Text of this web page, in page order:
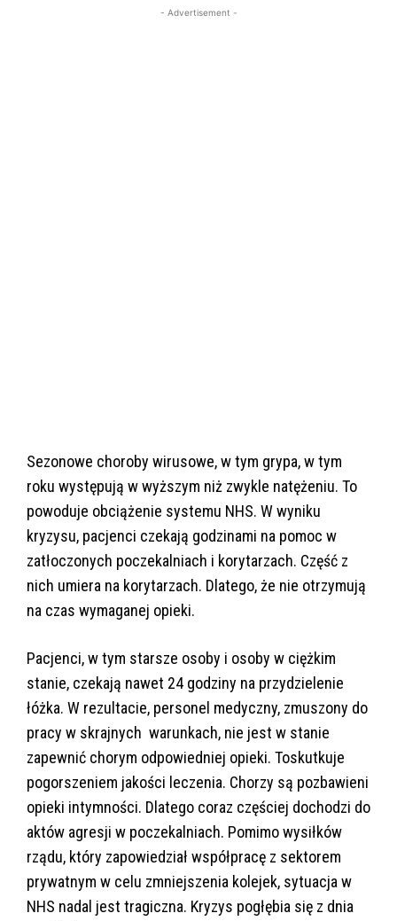
- Advertisement -
Sezonowe choroby wirusowe, w tym grypa, w tym
roku występują w wyższym niż zwykle natężeniu. To
powoduje obciążenie systemu NHS. W wyniku
kryzysu, pacjenci czekają godzinami na pomoc w
zatłoczonych poczekalniach i korytarzach. Część z
nich umiera na korytarzach. Dlatego, że nie otrzymują
na czas wymaganej opieki.
Pacjenci, w tym starsze osoby i osoby w ciężkim
stanie, czekają nawet 24 godziny na przydzielenie
łóżka. W rezultacie, personel medyczny, zmuszony do
pracy w skrajnych warunkach, nie jest w stanie
zapewnić chorym odpowiedniej opieki. Toskutkuje
pogorszeniem jakości leczenia. Chorzy są pozbawieni
opieki intymności. Dlatego coraz częściej dochodzi do
aktów agresji w poczekalniach. Pomimo wysiłków
rządu, który zapowiedział współpracę z sektorem
prywatnym w celu zmniejszenia kolejek, sytuacja w
NHS nadal jest tragiczna. Kryzys pogłębia się z dnia